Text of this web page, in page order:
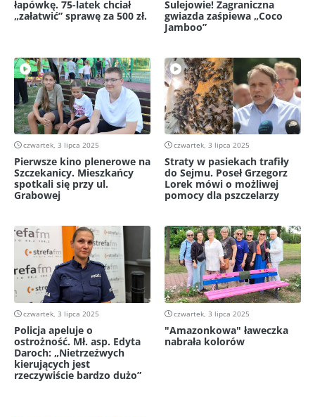
łapówkę. 75-latek chciał
„załatwić” sprawę za 500 zł.
Sulejowie! Zagraniczna
gwiazda zaśpiewa „Coco
Jamboo”
czwartek, 3 lipca 2025
Pierwsze kino plenerowe na
Szczekanicy. Mieszkańcy
spotkali się przy ul.
Grabowej
czwartek, 3 lipca 2025
Straty w pasiekach trafiły
do Sejmu. Poseł Grzegorz
Lorek mówi o możliwej
pomocy dla pszczelarzy
czwartek, 3 lipca 2025
Policja apeluje o
ostrożność. Mł. asp. Edyta
Daroch: „Nietrzeźwych
kierujących jest
rzeczywiście bardzo dużo”
czwartek, 3 lipca 2025
"Amazonkowa" ławeczka
nabrała kolorów